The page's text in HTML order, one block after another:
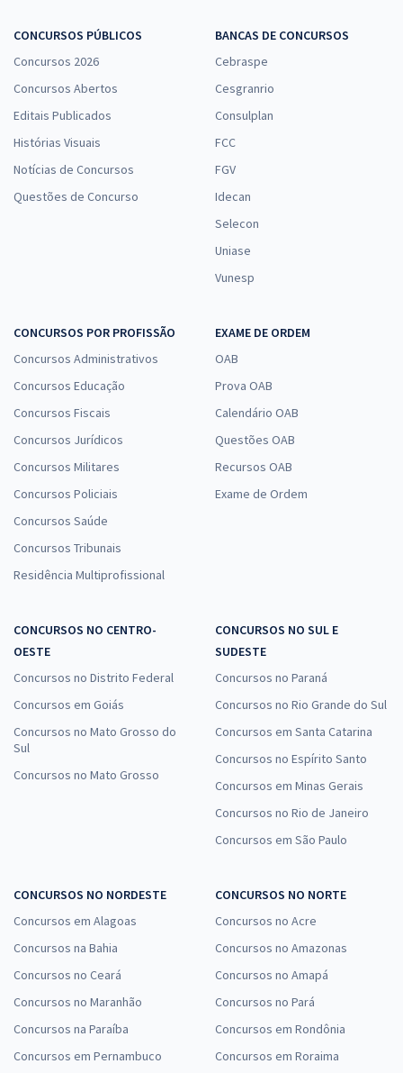
CONCURSOS PÚBLICOS
Concursos 2026
Concursos Abertos
Editais Publicados
Histórias Visuais
Notícias de Concursos
Questões de Concurso
BANCAS DE CONCURSOS
Cebraspe
Cesgranrio
Consulplan
FCC
FGV
Idecan
Selecon
Uniase
Vunesp
CONCURSOS POR PROFISSÃO
Concursos Administrativos
Concursos Educação
Concursos Fiscais
Concursos Jurídicos
Concursos Militares
Concursos Policiais
Concursos Saúde
Concursos Tribunais
Residência Multiprofissional
EXAME DE ORDEM
OAB
Prova OAB
Calendário OAB
Questões OAB
Recursos OAB
Exame de Ordem
CONCURSOS NO CENTRO-
OESTE
Concursos no Distrito Federal
Concursos em Goiás
Concursos no Mato Grosso do
Sul
Concursos no Mato Grosso
CONCURSOS NO SUL E
SUDESTE
Concursos no Paraná
Concursos no Rio Grande do Sul
Concursos em Santa Catarina
Concursos no Espírito Santo
Concursos em Minas Gerais
Concursos no Rio de Janeiro
Concursos em São Paulo
CONCURSOS NO NORDESTE
Concursos em Alagoas
Concursos na Bahia
Concursos no Ceará
Concursos no Maranhão
Concursos na Paraíba
Concursos em Pernambuco
CONCURSOS NO NORTE
Concursos no Acre
Concursos no Amazonas
Concursos no Amapá
Concursos no Pará
Concursos em Rondônia
Concursos em Roraima